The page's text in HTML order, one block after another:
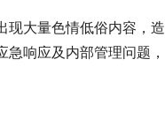
现大量色情低俗内容，造
响应及内部管理问题，